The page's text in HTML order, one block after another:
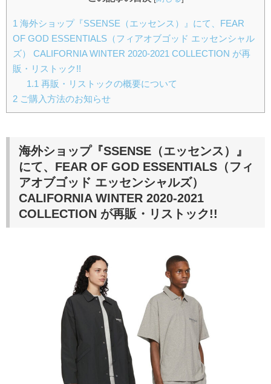
1 海外ショップ『SSENSE（エッセンス）』にて、FEAR
OF GOD ESSENTIALS（フィアオブゴッド エッセンシャル
ズ） CALIFORNIA WINTER 2020-2021 COLLECTION が再
販・リストック!!
1.1 再販・リストックの概要について
2 ご購入方法のお知らせ
海外ショップ『SSENSE（エッセンス）』
にて、FEAR OF GOD ESSENTIALS（フィ
アオブゴッド エッセンシャルズ）
CALIFORNIA WINTER 2020-2021
COLLECTION が再販・リストック!!